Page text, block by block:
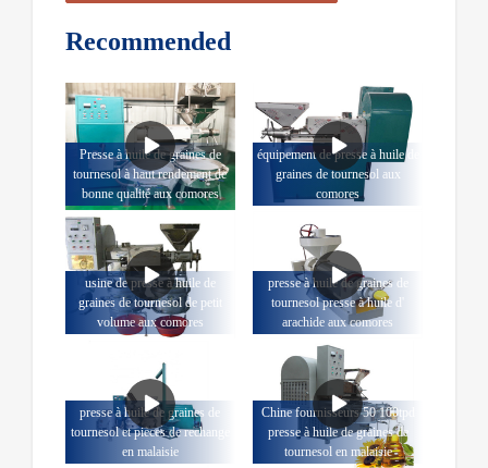
Recommended
Presse à huile de graines de
tournesol à haut rendement de
bonne qualité aux comores
équipement de presse à huile de
graines de tournesol aux
comores
usine de presse à huile de
graines de tournesol de petit
volume aux comores
presse à huile de graines de
tournesol presse à huile d'
arachide aux comores
presse à huile de graines de
tournesol et pièces de rechange
en malaisie
Chine fournisseurs 50 100tpd
presse à huile de graines de
tournesol en malaisie